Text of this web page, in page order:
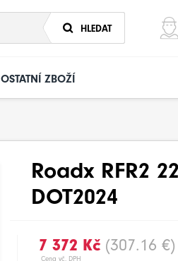
HLEDAT
OSTATNÍ ZBOŽÍ
Roadx RFR2
DOT2024
7 372 Kč (307.16 €)
Cena vč. DPH